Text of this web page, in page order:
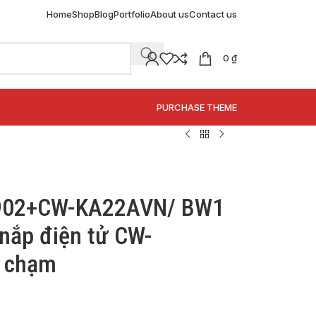
HomeShopBlogPortfolioAbout usContact us
0 ₫
PURCHASE THEME
KA22AVN/ BW1
điện tử CW-